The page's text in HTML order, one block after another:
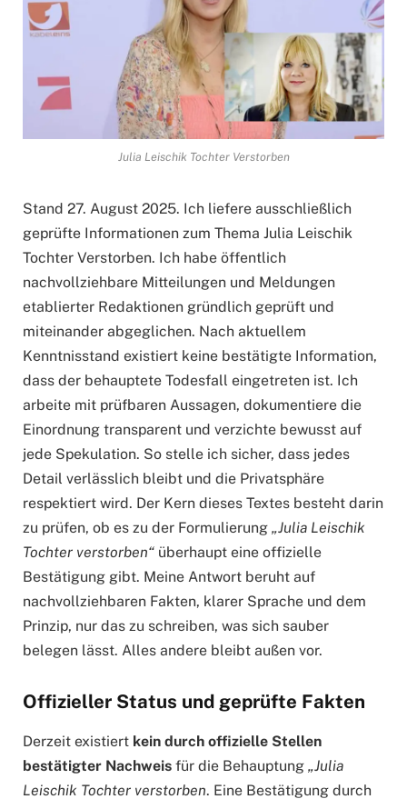
Julia Leischik Tochter Verstorben
Stand 27. August 2025. Ich liefere ausschließlich
geprüfte Informationen zum Thema Julia Leischik
Tochter Verstorben. Ich habe öffentlich
nachvollziehbare Mitteilungen und Meldungen
etablierter Redaktionen gründlich geprüft und
miteinander abgeglichen. Nach aktuellem
Kenntnisstand existiert keine bestätigte Information,
dass der behauptete Todesfall eingetreten ist. Ich
arbeite mit prüfbaren Aussagen, dokumentiere die
Einordnung transparent und verzichte bewusst auf
jede Spekulation. So stelle ich sicher, dass jedes
Detail verlässlich bleibt und die Privatsphäre
respektiert wird. Der Kern dieses Textes besteht darin
zu prüfen, ob es zu der Formulierung „Julia Leischik
Tochter verstorben“ überhaupt eine offizielle
Bestätigung gibt. Meine Antwort beruht auf
nachvollziehbaren Fakten, klarer Sprache und dem
Prinzip, nur das zu schreiben, was sich sauber
belegen lässt. Alles andere bleibt außen vor.
Offizieller Status und geprüfte Fakten
Derzeit existiert kein durch offizielle Stellen
bestätigter Nachweis für die Behauptung „Julia
Leischik Tochter verstorben. Eine Bestätigung durch